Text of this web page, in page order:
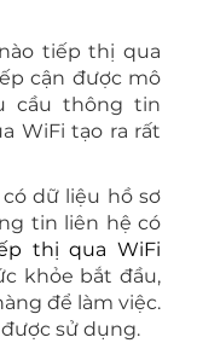
tiếp thị qua
cận được mô
cầu thông tin
WiFi tạo ra rất
dữ liệu hồ sơ
tin liên hệ có
thị qua WiFi
khỏe bắt đầu,
để làm việc.
sử dụng.